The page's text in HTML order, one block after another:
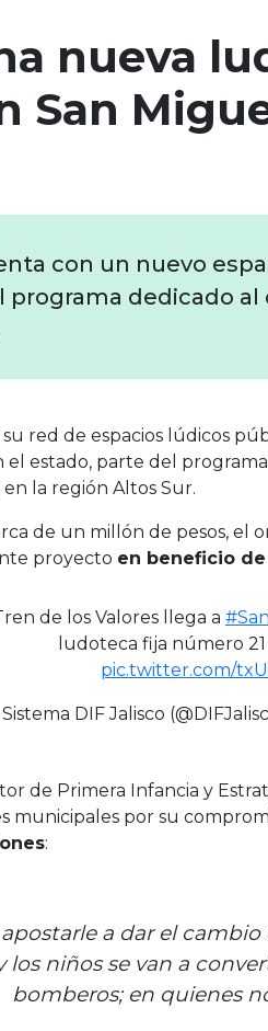
nueva
San
con un nuevo
dedicado
red de espacios lúdicos
el estado, parte del programa
en la región Altos Sur.
de un millón de pesos, el
proyecto en beneficio
de los Valores llega a
ludoteca fija número
pic.twitter.com/
DIF Jalisco
de Primera Infancia y
municipales por su
:
a dar el
los niños se van a
bomberos; en quienes